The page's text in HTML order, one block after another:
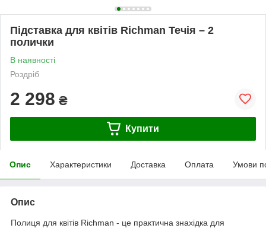
Підставка для квітів Richman Течія – 2
полички
В наявності
Роздріб
2 298 ₴
Купити
Опис Характеристики Доставка Оплата Умови
Опис
Полиця для квітів Richman - це практична знахідка для